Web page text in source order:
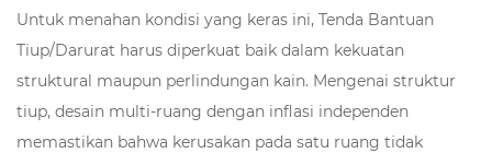
Untuk menahan kondisi yang keras ini, Tenda Bantuan
Tiup/Darurat harus diperkuat baik dalam kekuatan
struktural maupun perlindungan kain. Mengenai struktur
tiup, desain multi-ruang dengan inflasi independen
memastikan bahwa kerusakan pada satu ruang tidak